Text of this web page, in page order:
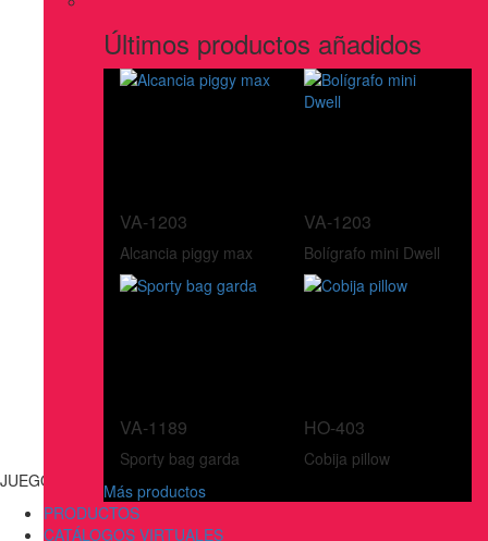
Últimos productos añadidos
VA-1203
Alcancia piggy max
VA-1203
Bolígrafo mini Dwell
VA-1189
Sporty bag garda
HO-403
Cobija pillow
Más productos
PRODUCTOS
CATÁLOGOS VIRTUALES
JUEGOS